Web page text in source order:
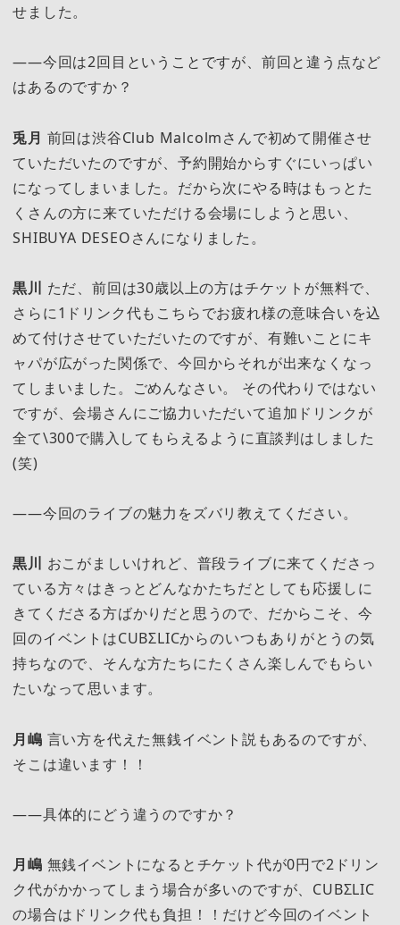
せました。
――今回は2回目ということですが、前回と違う点など
はあるのですか？
兎月 前回は渋谷Club Malcolmさんで初めて開催させ
ていただいたのですが、予約開始からすぐにいっぱい
になってしまいました。だから次にやる時はもっとた
くさんの方に来ていただける会場にしようと思い、
SHIBUYA DESEOさんになりました。
黒川 ただ、前回は30歳以上の方はチケットが無料で、
さらに1ドリンク代もこちらでお疲れ様の意味合いを込
めて付けさせていただいたのですが、有難いことにキ
ャパが広がった関係で、今回からそれが出来なくなっ
てしまいました。ごめんなさい。 その代わりではない
ですが、会場さんにご協力いただいて追加ドリンクが
全て\300で購入してもらえるように直談判はしました
(笑)
――今回のライブの魅力をズバリ教えてください。
黒川 おこがましいけれど、普段ライブに来てくださっ
ている方々はきっとどんなかたちだとしても応援しに
きてくださる方ばかりだと思うので、だからこそ、今
回のイベントはCUBΣLICからのいつもありがとうの気
持ちなので、そんな方たちにたくさん楽しんでもらい
たいなって思います。
月嶋 言い方を代えた無銭イベント説もあるのですが、
そこは違います！！
――具体的にどう違うのですか？
月嶋 無銭イベントになるとチケット代が0円で2ドリン
ク代がかかってしまう場合が多いのですが、CUBΣLIC
の場合はドリンク代も負担！！だけど今回のイベント